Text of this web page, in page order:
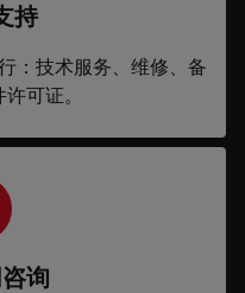
持
：技术服务、维修、备
可证。
询